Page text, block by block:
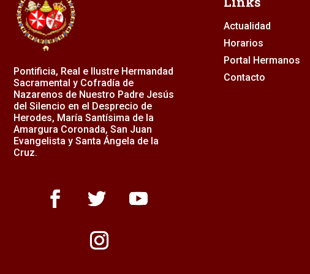
Pontificia, Real e Ilustre Hermandad
Sacramental y Cofradía de
Nazarenos de Nuestro Padre Jesús
del Silencio en el Desprecio de
Herodes, María Santísima de la
Amargura Coronada, San Juan
Evangelista y Santa Ángela de la
Cruz.
Actualidad
Horarios
Portal Hermanos
Contacto